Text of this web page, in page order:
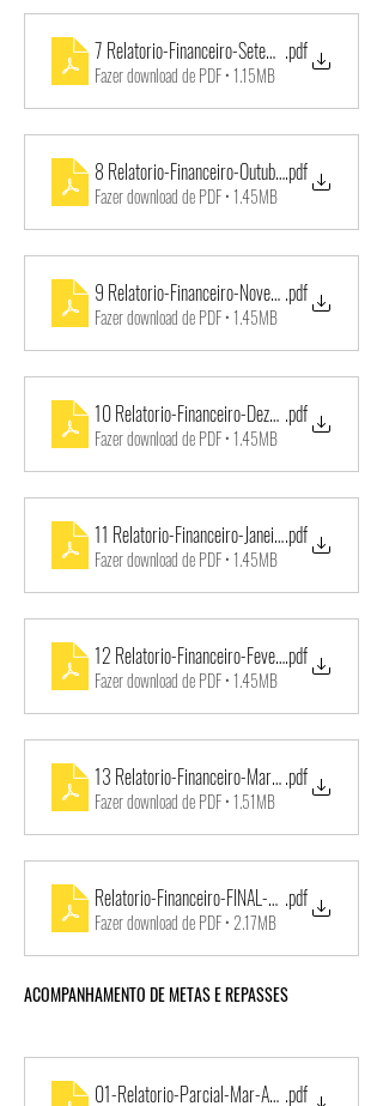
7 Relatorio-Financeiro-Setembro_2019-VM-
.pdf
Fazer download de PDF • 1.15MB
8 Relatorio-Financeiro-Outubro_2019-VM-
.pdf
Fazer download de PDF • 1.45MB
9 Relatorio-Financeiro-Novembro_2019-VM-
.pdf
Fazer download de PDF • 1.45MB
10 Relatorio-Financeiro-Dezembro_2019-VM-
.pdf
Fazer download de PDF • 1.45MB
11 Relatorio-Financeiro-Janeiro_20-VM-
.pdf
Fazer download de PDF • 1.45MB
12 Relatorio-Financeiro-Fevereiro_20-VM-
.pdf
Fazer download de PDF • 1.45MB
13 Relatorio-Financeiro-Marco-abril_20-VM-
.pdf
Fazer download de PDF • 1.51MB
Relatorio-Financeiro-FINAL-Mar_2019-
.pdf
Fazer download de PDF • 2.17MB
ACOMPANHAMENTO DE METAS E REPASSES
01-Relatorio-Parcial-Mar-Abr-2018-1
.pdf